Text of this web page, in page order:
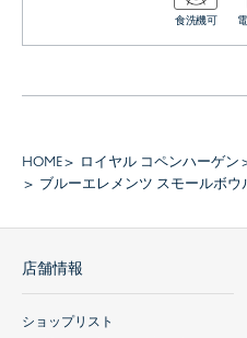
食洗機可
HOME ロイヤル コペンハーゲン
ブルーエレメンツ スモールボウ
店舗情報
ショップリスト